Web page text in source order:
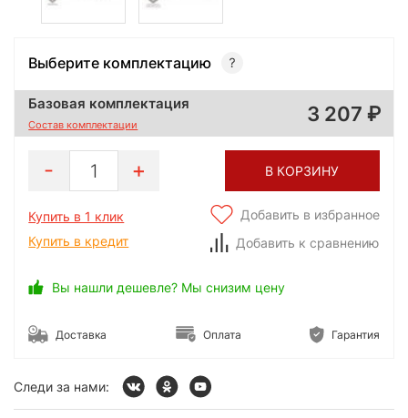
Выберите комплектацию
Базовая комплектация
Состав комплектации 3 207
1 В КОРЗИНУ
Купить в 1 клик
Купить в кредит
Добавить в избранное
Добавить к сравнению
Вы нашли дешевле? Мы снизим цену
Доставка Оплата Гарантия
Следи за нами: